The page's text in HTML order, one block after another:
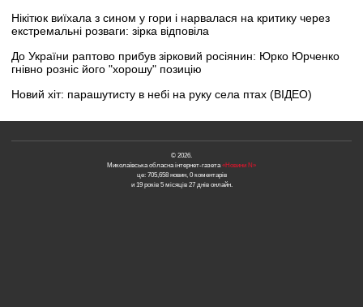
Нікітюк виїхала з сином у гори і нарвалася на критику через
екстремальні розваги: зірка відповіла
До України раптово прибув зірковий росіянин: Юрко Юрченко
гнівно розніс його "хорошу" позицію
Новий хіт: парашутисту в небі на руку села птах (ВІДЕО)
© 2026.
Миколаївська обласна інтернет-газета«Новини N»
це: 705,658 новин, 0 коментарів
и 19 років 5 місяців 27 днів онлайн.